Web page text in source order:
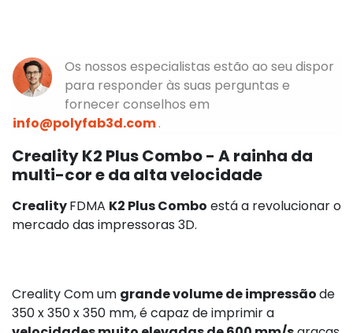
Os nossos especialistas estão ao seu dispor
para responder às suas perguntas e
fornecer conselhos em
info@polyfab3d.com.
Creality K2 Plus Combo - A rainha da
multi-cor e da alta velocidade
CrealityFDMA K2 Plus Combo está a revolucionar o
mercado das impressoras 3D.
Creality Com um grande volume de impressãode
350 x 350 x 350 mm, é capaz de imprimir a